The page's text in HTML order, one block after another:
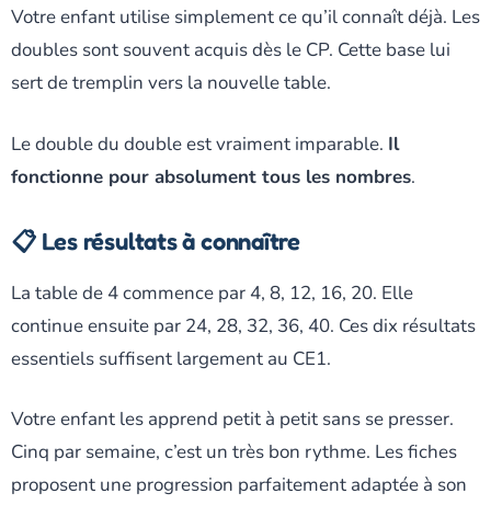
Votre enfant utilise simplement ce qu’il connaît déjà. Les
doubles sont souvent acquis dès le CP. Cette base lui
sert de tremplin vers la nouvelle table.
Le double du double est vraiment imparable. Il
fonctionne pour absolument tous les nombres.
📋 Les résultats à connaître
La table de 4 commence par 4, 8, 12, 16, 20. Elle
continue ensuite par 24, 28, 32, 36, 40. Ces dix résultats
essentiels suffisent largement au CE1.
Votre enfant les apprend petit à petit sans se presser.
Cinq par semaine, c’est un très bon rythme. Les fiches
proposent une progression parfaitement adaptée à son